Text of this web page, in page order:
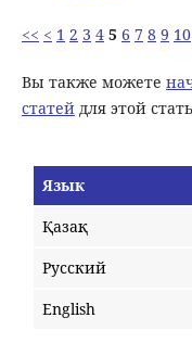
<< < 1 2 3 4 5 6 7 8 9 10
Вы также можете
статейдля этой
Язык
Қазақ
Русский
English